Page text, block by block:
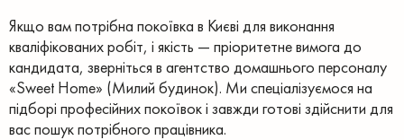
Якщо вам потрібна покоївка в Києві для виконання
кваліфікованих робіт, і якість — пріоритетне вимога до
кандидата, зверніться в агентство домашнього персоналу
«Sweet Home» (Милий будинок). Ми спеціалізуємося на
підборі професійних покоївок і завжди готові здійснити для
вас пошук потрібного працівника.